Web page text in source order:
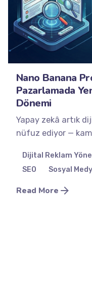
Posted by
Minds2Lead
Nano Banana
Pazarlamada
Dönemi
Yapay zekâ artık
nüfuz ediyor —
Dijital Reklam
SEO
Sosyal
Read More